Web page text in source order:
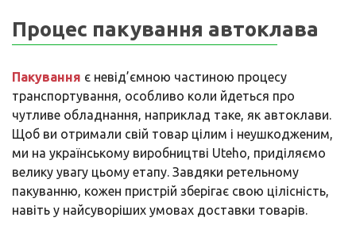
Процес пакування автоклава
Пакування є невід’ємною частиною процесу
транспортування, особливо коли йдеться про
чутливе обладнання, наприклад таке, як автоклави.
Щоб ви отримали свій товар цілим і неушкодженим,
ми на українському виробництві Uteho, приділяємо
велику увагу цьому етапу. Завдяки ретельному
пакуванню, кожен пристрій зберігає свою цілісність,
навіть у найсуворіших умовах доставки товарів.